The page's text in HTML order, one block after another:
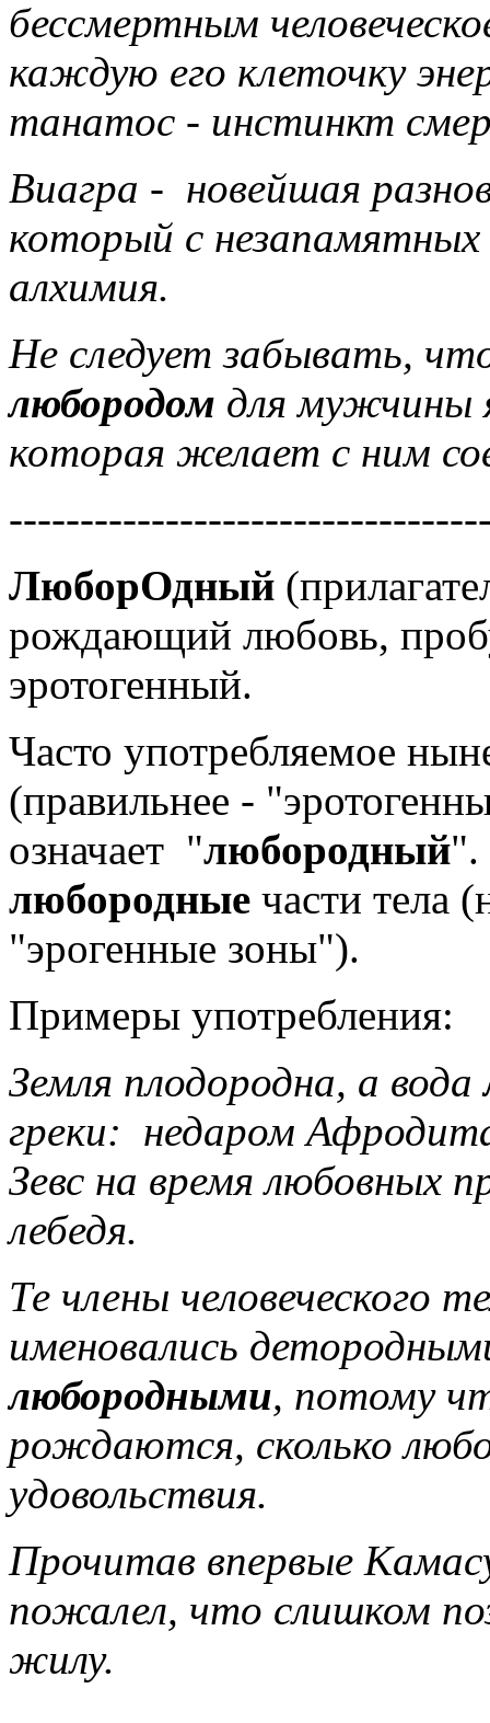
бессмертным
каждую его клеточку
танатос - инстинкт
Виагра - новейшая
который с незапамятных
алхимия.
Не следует забывать,
любородом для мужчины
которая желает с ним
ЛюборОдный
рождающий любовь,
эротогенный.
Часто употребляемое
(правильнее -
означает "любородный".
любородные части тела
"эрогенные зоны").
Примеры употребления:
Земля плодородна, а вода
греки: недаром
Зевс на время любовных
лебедя.
Те члены человеческого
именовались
любородными, потому
рождаются, сколько
удовольствия.
Прочитав впервые
пожалел, что слишком
жилу.